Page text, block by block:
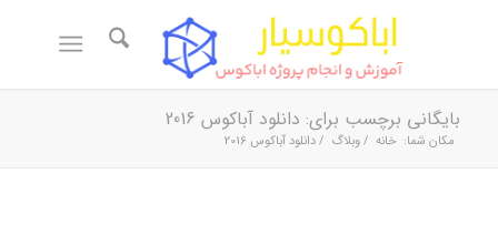
بایگانی برچسب برای: دانلود آباکوس 2016
مکان شما: خانه / وبلاگ / دانلود آباکوس 2016